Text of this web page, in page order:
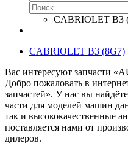
CABRIOLET B3
CABRIOLET B3 (8G7)
Вас интересуют запчасти
Добро пожаловать в
запчастей». У нас вы
части для моделей машин
так и высококачественные
поставляется нами от
дилеров.